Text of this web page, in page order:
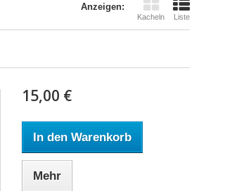
Anzeigen:
Kacheln Liste
15,00 €
In den Warenkorb
Mehr